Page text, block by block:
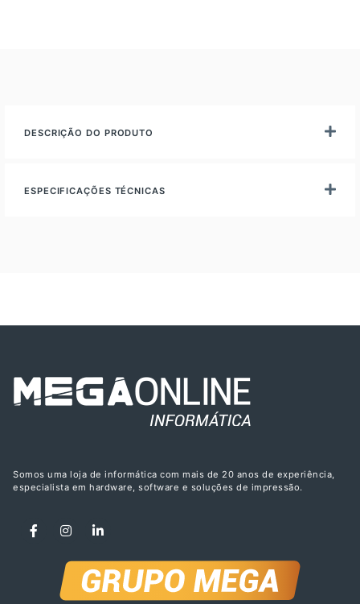
DESCRIÇÃO DO PRODUTO
ESPECIFICAÇÕES TÉCNICAS
Somos uma loja de informática com mais de 20 anos de experiência,
especialista em hardware, software e soluções de impressão.